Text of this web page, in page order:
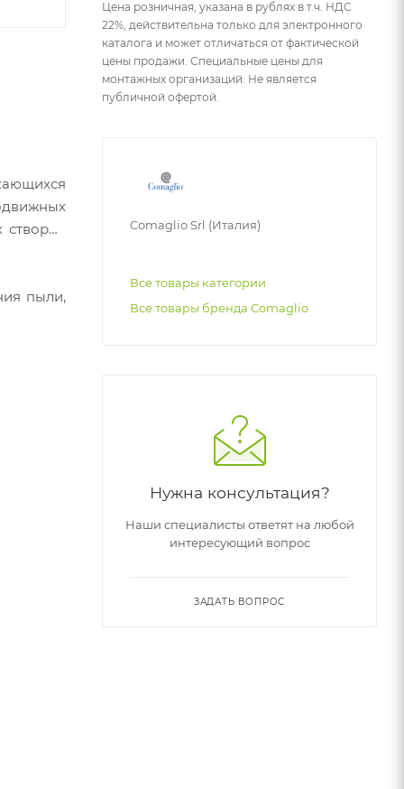
пыли,
Цена розничная, указана в рублях в т.ч. НДС
22%, действительна только для электронного
каталога и может отличаться от фактической
цены продажи. Специальные цены для
монтажных организаций. Не является
публичной офертой.
Comaglio Srl (Италия)
Все товары категории
Все товары бренда Comaglio
Нужна консультация?
Наши специалисты ответят на любой
интересующий вопрос
ЗАДАТЬ ВОПРОС